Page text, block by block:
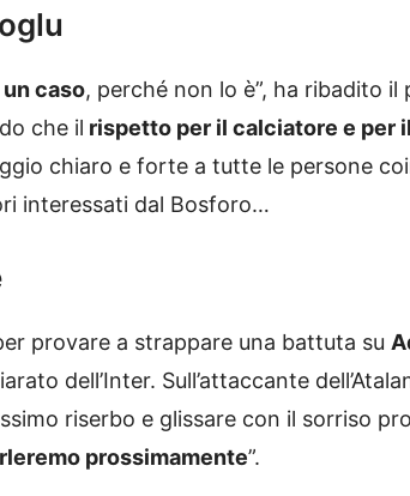
caso, perché non lo è”, ha ribadito il
che il rispetto per il calciatore e per
chiaro e forte a tutte le persone
interessati dal Bosforo…
provare a strappare una battuta su
dell’Inter. Sull’attaccante
riserbo e glissare con il sorriso
prossimamente”.